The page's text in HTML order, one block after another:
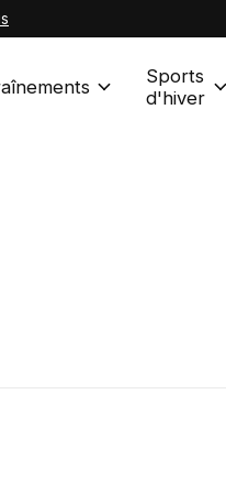
Sports
d'hiver